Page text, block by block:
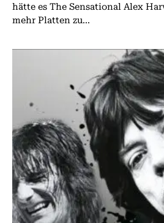
hätte es The Sensational Alex
mehr Platten zu...